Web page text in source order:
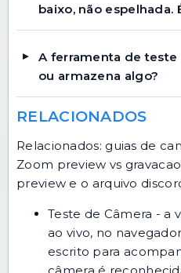
baixo, não espelhada.
A ferramenta de teste
ou armazena algo?
RELACIONADOS
Relacionados: guias de
Zoom preview vs
preview e o arquivo
Teste de Câmera - a
ao vivo, no
escrito para
câmera é